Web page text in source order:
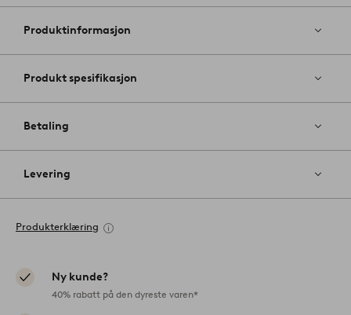
til
Produktinformasjon
Produkt spesifikasjon
Betaling
Levering
Produkterklæring
Ny kunde?
40% rabatt på den dyreste varen*